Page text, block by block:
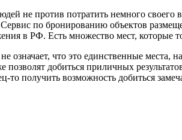
не против потратить немного своего
по бронированию объектов
в РФ. Есть множество мест, которые
что это единственные места,
добиться приличных
получить возможность добиться